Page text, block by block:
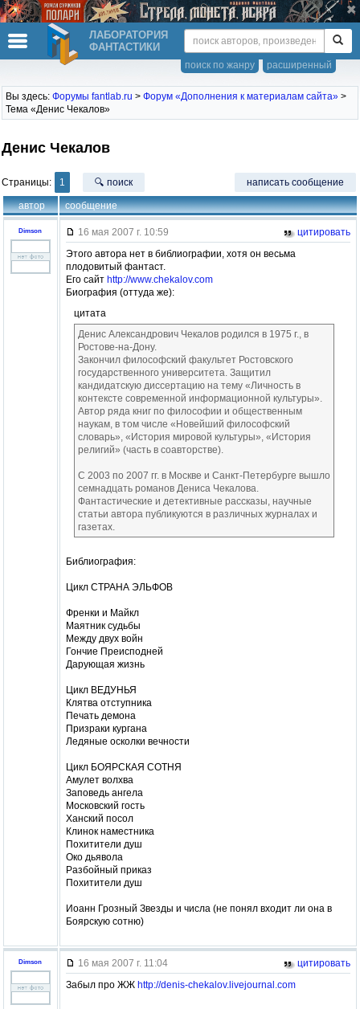
ЛАБОРАТОРИЯ
ФАНТАСТИКИ
расширенный
поиск по жанру
Вы здесь: Форумы fantlab.ru > Форум «Дополнения к материалам сайта» >
Тема «Денис Чекалов»
Денис Чекалов
Страницы: 1 🔍 поиск написать сообщение
автор сообщение
Dimson 16 мая 2007 г. 10:59
цитировать
Этого автора нет в библиографии, хотя он весьма
плодовитый фантаст.
Его сайт http://www.chekalov.com
Биография (оттуда же):
цитата
Денис Александрович Чекалов родился в 1975 г., в
Ростове-на-Дону.
Закончил философский факультет Ростовского
государственного университета. Защитил
кандидатскую диссертацию на тему «Личность в
контексте современной информационной культуры».
Автор ряда книг по философии и общественным
наукам, в том числе «Новейший философский
словарь», «История мировой культуры», «История
религий» (часть в соавторстве).
С 2003 по 2007 гг. в Москве и Санкт-Петербурге вышло
семнадцать романов Дениса Чекалова.
Фантастические и детективные рассказы, научные
статьи автора публикуются в различных журналах и
газетах.
Библиография:
Цикл СТРАНА ЭЛЬФОВ
Френки и Майкл
Маятник судьбы
Между двух войн
Гончие Преисподней
Дарующая жизнь
Цикл ВЕДУНЬЯ
Клятва отступника
Печать демона
Призраки кургана
Ледяные осколки вечности
Цикл БОЯРСКАЯ СОТНЯ
Амулет волхва
Заповедь ангела
Московский гость
Ханский посол
Клинок наместника
Похитители душ
Око дьявола
Разбойный приказ
Похитители душ
Иоанн Грозный Звезды и числа (не понял входит ли она в
Боярскую сотню)
Dimson 16 мая 2007 г. 11:04
цитировать
Забыл про ЖЖ http://denis-chekalov.livejournal.com